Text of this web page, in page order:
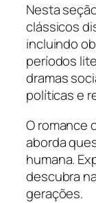
Nesta
clássicos
incluindo
períodos
dramas
políticas e
O romance
aborda
humana.
descubra
gerações.